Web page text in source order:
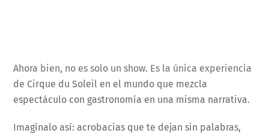
Ahora bien, no es solo un show. Es la única experiencia
de Cirque du Soleil en el mundo que mezcla
espectáculo con gastronomía en una misma narrativa.
Imagínalo así: acrobacias que te dejan sin palabras,